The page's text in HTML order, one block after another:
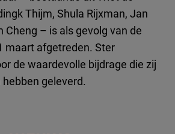
Thijm, Shula Rijxman, Jan
Cheng – is als gevolg van de
maart afgetreden. Ster
de waardevolle bijdrage die zij
geleverd.